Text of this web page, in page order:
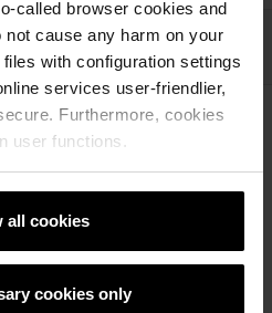
called browser cookies and
cause any harm on your
with configuration settings
services user-friendlier,
Furthermore, cookies
user functions.
all cookies
cookies only
Resultat